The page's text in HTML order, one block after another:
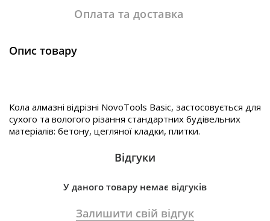
Оплата та доставка
Опис товару
Кола алмазні відрізні NovoTools Basic, застосовується для
сухого та вологого різання стандартних будівельних
матеріалів: бетону, цегляної кладки, плитки.
Відгуки
У даного товару немає відгуків
Залишити свій відгук